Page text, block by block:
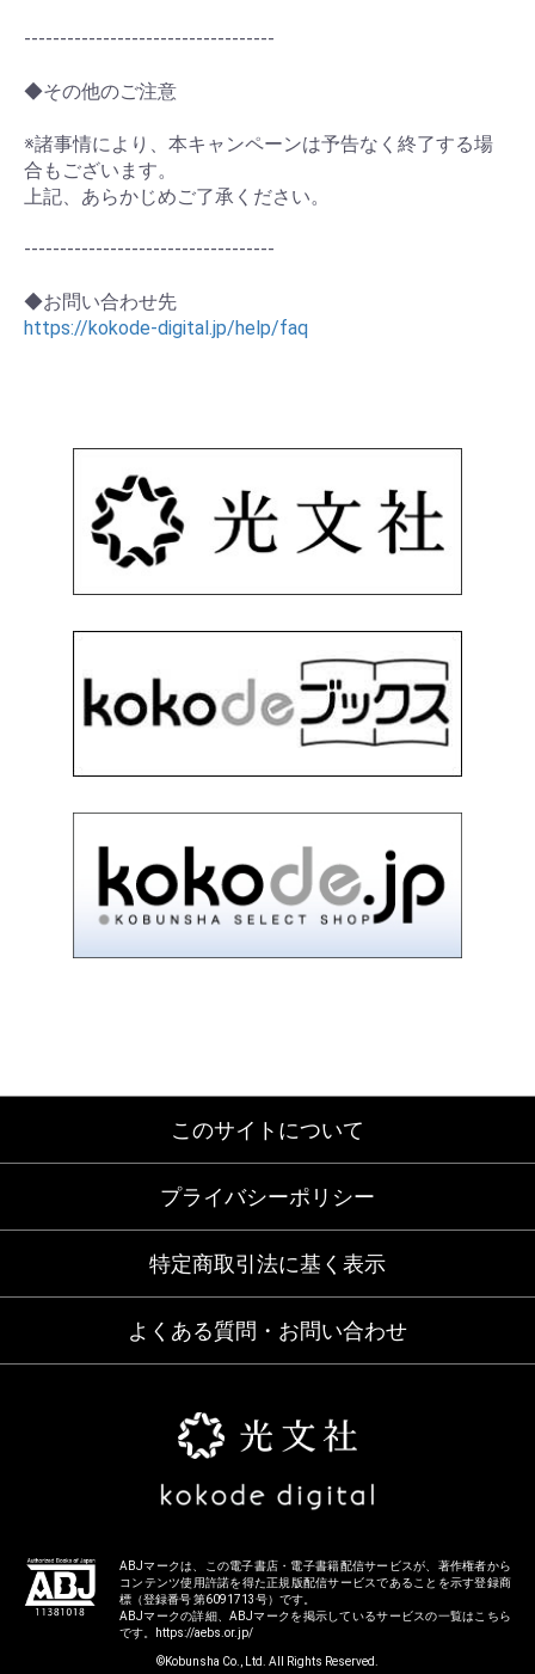
-----------------------------------
◆その他のご注意
※諸事情により、本キャンペーンは予告なく終了する場
合もございます。
上記、あらかじめご了承ください。
-----------------------------------
◆お問い合わせ先
https://kokode-digital.jp/help/faq
このサイトについて
プライバシーポリシー
特定商取引法に基く表示
よくある質問・お問い合わせ
ABJマークは、この電子書店・電子書籍配信サービスが、著作権者から
コンテンツ使用許諾を得た正規版配信サービスであることを示す登録商
標（登録番号 第6091713号）です。
ABJマークの詳細、ABJマークを掲示しているサービスの一覧はこちら
です。
https://aebs.or.jp/
©Kobunsha Co., Ltd. All Rights Reserved.